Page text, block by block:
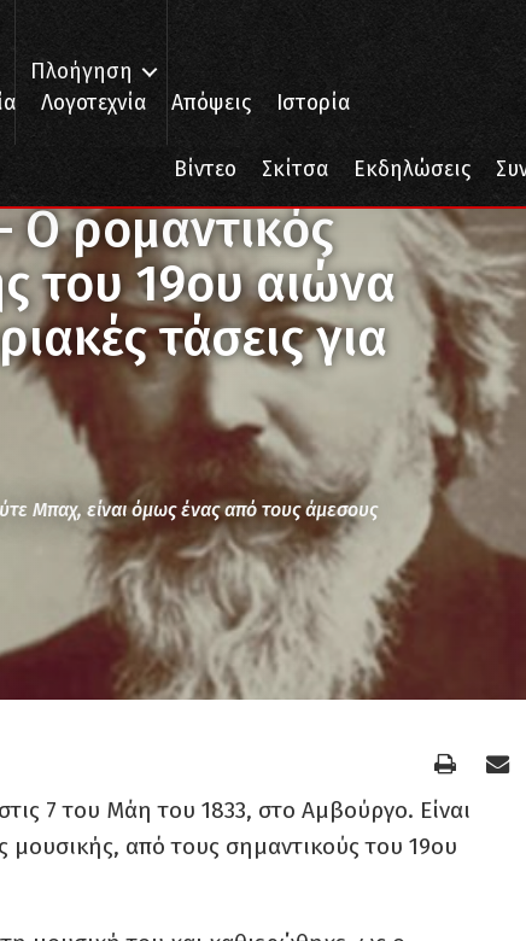
Πλοήγηση
Λογοτεχνία Απόψεις Ιστορία
Βίντεο Σκίτσα Εκδηλώσεις
Ο ρομαντικός μουσικός συνθέτης του 19ου αιώνα που είχε
Ο ρομαντικός
του 19ου αιώνα
τάσεις για
Μπαχ, είναι όμως ένας από τους άμεσους
7 του Μάη του 1833, στο Αμβούργο. Είναι
μουσικής, από τους σημαντικούς του 19ου